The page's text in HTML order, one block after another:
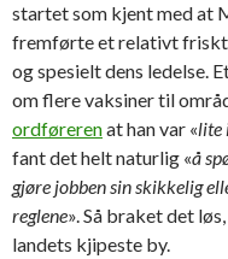
startet som kjent med at
fremførte et relativt friskt
og spesielt dens ledelse.
om flere vaksiner til
ordførerenat han var «lite
fant det helt naturlig «å
gjøre jobben sin skikkelig
reglene». Så braket det
landets kjipeste by.